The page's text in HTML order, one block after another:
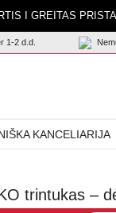
I GREITAS
1-2 d.d.
KANCELIARIJA
trintukas –